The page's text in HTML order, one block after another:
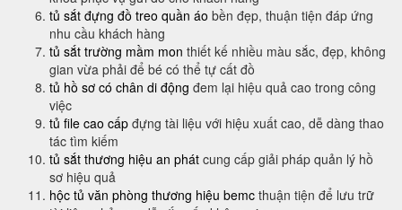
tủ sắt đựng đồ treo quần áo bền đẹp, thuận tiện đáp ứng
nhu cầu khách hàng
tủ sắt trường mầm mon thiết kế nhiều màu sắc, đẹp, không
gian vừa phải để bé có thể tự cất đồ
tủ hồ sơ có chân di động đem lại hiệu quả cao trong công
việc
tủ file cao cấp đựng tài liệu với hiệu xuất cao, dễ dàng thao
tác tìm kiếm
tủ sắt thương hiệu an phát cung cấp giải pháp quản lý hồ
sơ hiệu quả
hộc tủ văn phòng thương hiệu bemc thuận tiện để lưu trữ